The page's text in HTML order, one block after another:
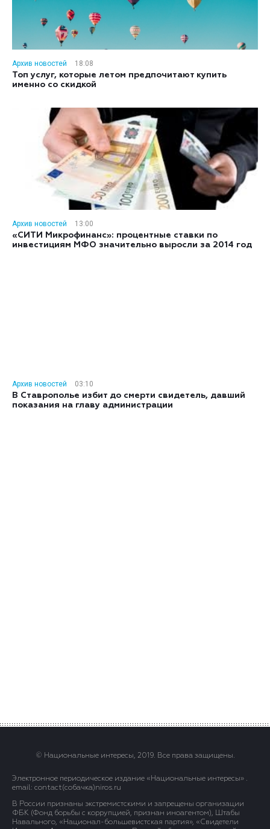
Архив новостей
18:08
Топ услуг, которые летом предпочитают купить
именно со скидкой
Архив новостей
13:00
«СИТИ Микрофинанс»: процентные ставки по
инвестициям МФО значительно выросли за 2014 год
Архив новостей
03:10
В Ставрополье избит до смерти свидетель, давший
показания на главу администрации
© Национальные интересы, 2019. Все права защищены.
Электронное периодическое издание «Национальные интересы» .
email: contact(сoбaчка)niros.ru
В России признаны экстремистскими и запрещены организации
ФБК (Фонд борьбы с коррупцией, признан иноагентом), Штабы
Навального, «Национал-большевистская партия», «Свидетели